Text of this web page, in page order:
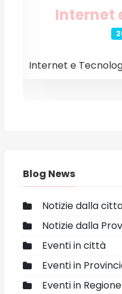
Internet
Internet e
Blog News
Notizie dalla
Notizie dalla
Eventi in città
Eventi in
Eventi in Regione